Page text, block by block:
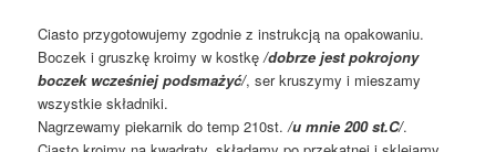
Ciasto przygotowujemy zgodnie z instrukcją na opakowaniu.
Boczek i gruszkę kroimy w kostkę/dobrze jest pokrojony
boczek wcześniej podsmażyć/, ser kruszymy i mieszamy
wszystkie składniki.
Nagrzewamy piekarnik do temp 210st./u mnie 200 st.C/.